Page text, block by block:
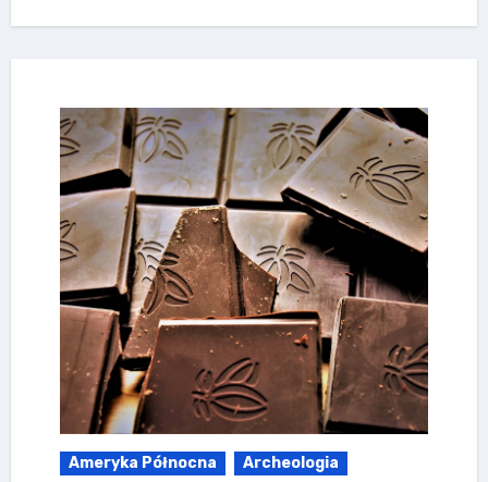
Ameryka Północna
Archeologia